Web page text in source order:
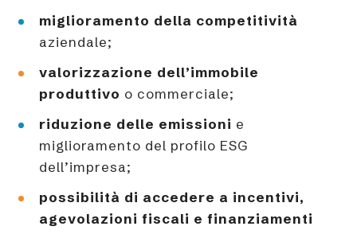
miglioramento della competitività
aziendale;
valorizzazione dell’immobile
produttivo o commerciale;
riduzione delle emissioni e
miglioramento del profilo ESG
dell’impresa;
possibilità di accedere a incentivi,
agevolazioni fiscali e finanziamenti